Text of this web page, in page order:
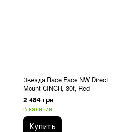
Звезда Race Face NW Direct
Mount CINCH, 30t, Red
2 484 грн
В наличии
Купить